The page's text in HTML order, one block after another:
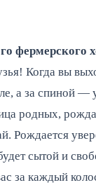
фермерского
Когда вы
а за спиной —
родных,
Рождается
сытой и
за каждый